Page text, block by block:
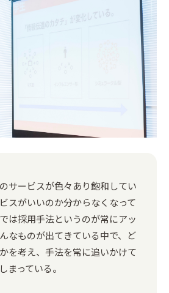
サービスが色々あり飽和してい
スがいいのか分からなくなって
は採用手法というのが常にアッ
なものが出てきている中で、ど
を考え、手法を常に追いかけて
まっている。